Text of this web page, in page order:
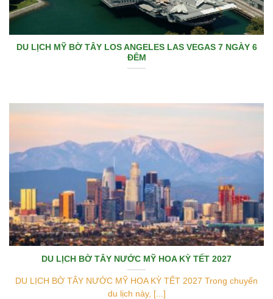
DU LỊCH MỸ BỜ TÂY LOS ANGELES LAS VEGAS 7 NGÀY 6
ĐÊM
DU LỊCH BỜ TÂY NƯỚC MỸ HOA KỲ TẾT 2027
DU LỊCH BỜ TÂY NƯỚC MỸ HOA KỲ TẾT 2027 Trong chuyến
du lịch này, [...]